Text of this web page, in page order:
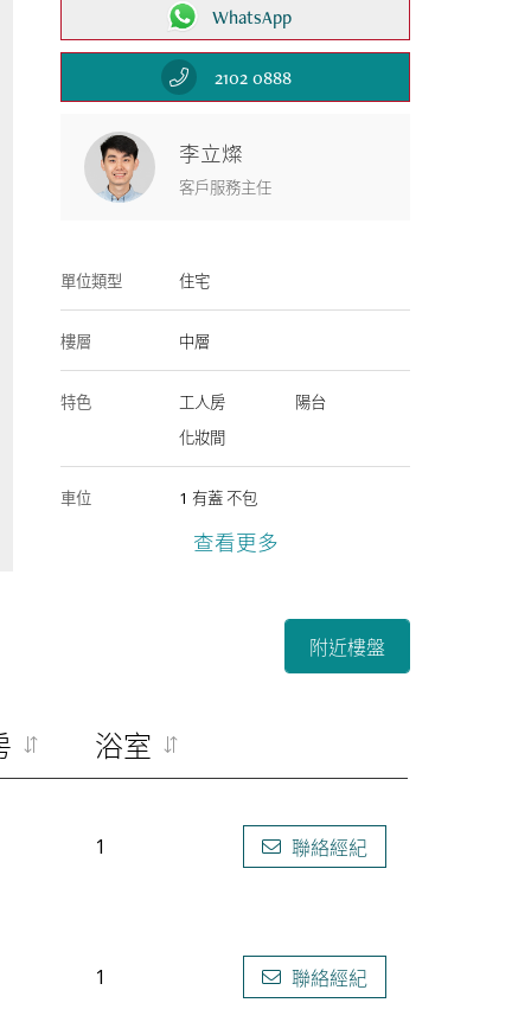
WhatsApp
2102 0888
李立燦
客戶服務主任
單位類型 住宅
樓層 中層
特色 工人房
陽台
化妝間
車位 1 有蓋 不包
13 年
查看更多
附近樓盤
浴室
1 聯絡經紀
1 聯絡經紀